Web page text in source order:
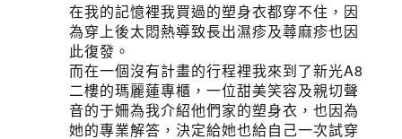
在我的記憶裡我買過的塑身衣都穿不住，因
為穿上後太悶熱導致長出濕疹及蕁麻疹也因
此復發。
而在一個沒有計畫的行程裡我來到了新光A8
二樓的瑪麗蓮專櫃，一位甜美笑容及親切聲
音的于姍為我介紹他們家的塑身衣，也因為
她的專業解答，決定給她也給自己一次試穿